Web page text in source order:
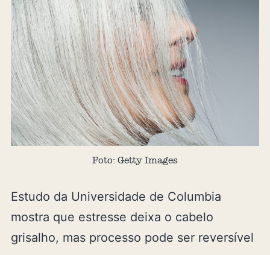
Foto: Getty Images
Estudo da Universidade de Columbia
mostra que estresse deixa o cabelo
grisalho, mas processo pode ser reversível